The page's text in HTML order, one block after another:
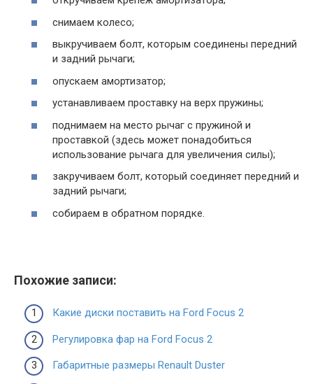
снимаем колесо;
выкручиваем болт, которым соединены передний
и задний рычаги;
опускаем амортизатор;
устанавливаем проставку на верх пружины;
поднимаем на место рычаг с пружиной и
проставкой (здесь может понадобиться
использование рычага для увеличения силы);
закручиваем болт, который соединяет передний и
задний рычаги;
собираем в обратном порядке.
Похожие записи:
Какие диски поставить на Ford Focus 2
Регулировка фар на Ford Focus 2
Габаритные размеры Renault Duster